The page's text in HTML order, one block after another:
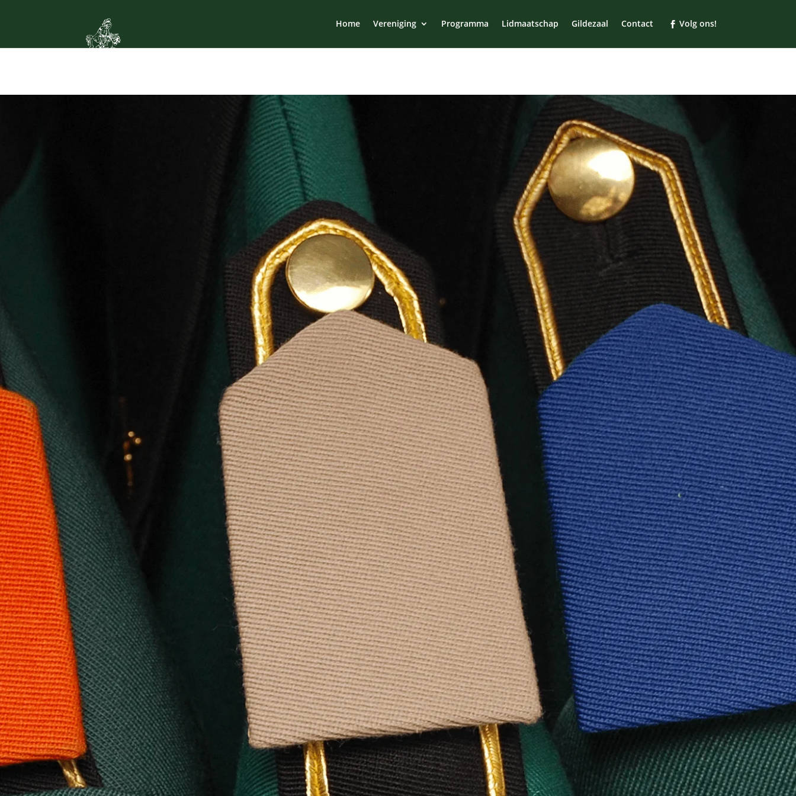
Home Vereniging Programma Lidmaatschap Gildezaal Contact  Volg ons!
Programma 2026
Jaarvergadering: vrijdag 13 maart
Gildeavond: zaterdag 25 april.
Pinksterfeest: zaterdag 23 mei.
Schuttersfeest: zaterdag 23 mei en zondag 24 mei.
Kringdag Achterhoek: zondag 28 mei St. Walburgis Gilde Netterden.
Schietavonden: vrijdag 19 en 26 juni, 3, 10, 17 en 24 juli.
Bezoek kermis St. Jan Beek: zondag 30 augustus.
Stokkumse Kermis:
zaterdag 3 oktober tot en met dinsdag 6 oktober